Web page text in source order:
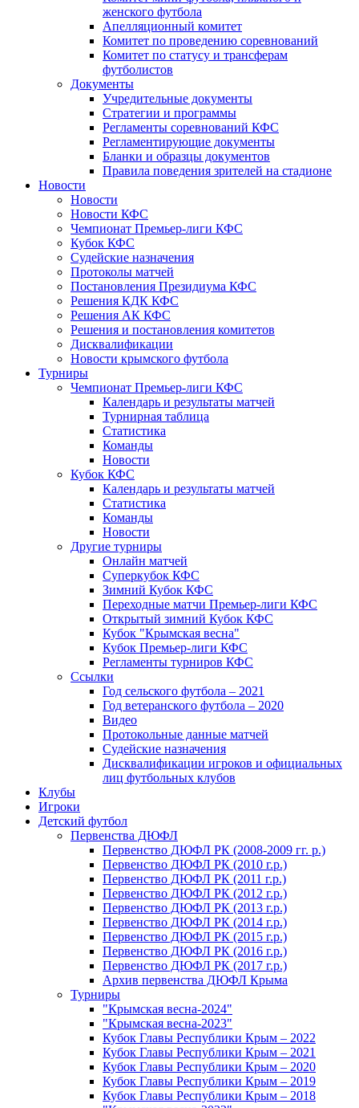
женского футбола
Апелляционный комитет
Комитет по проведению соревнований
Комитет по статусу и трансферам
футболистов
Документы
Учредительные документы
Стратегии и программы
Регламенты соревнований КФС
Регламентирующие документы
Бланки и образцы документов
Правила поведения зрителей на стадионе
Новости
Новости
Новости КФС
Чемпионат Премьер-лиги КФС
Кубок КФС
Судейские назначения
Протоколы матчей
Постановления Президиума КФС
Решения КДК КФС
Решения АК КФС
Решения и постановления комитетов
Дисквалификации
Новости крымского футбола
Турниры
Чемпионат Премьер-лиги КФС
Календарь и результаты матчей
Турнирная таблица
Статистика
Команды
Новости
Кубок КФС
Календарь и результаты матчей
Статистика
Команды
Новости
Другие турниры
Онлайн матчей
Суперкубок КФС
Зимний Кубок КФС
Переходные матчи Премьер-лиги КФС
Открытый зимний Кубок КФС
Кубок "Крымская весна"
Кубок Премьер-лиги КФС
Регламенты турниров КФС
Ссылки
Год сельского футбола – 2021
Год ветеранского футбола – 2020
Видео
Протокольные данные матчей
Судейские назначения
Дисквалификации игроков и официальных
лиц футбольных клубов
Клубы
Игроки
Детский футбол
Первенства ДЮФЛ
Первенство ДЮФЛ РК (2008-2009 гг. р.)
Первенство ДЮФЛ РК (2010 г.р.)
Первенство ДЮФЛ РК (2011 г.р.)
Первенство ДЮФЛ РК (2012 г.р.)
Первенство ДЮФЛ РК (2013 г.р.)
Первенство ДЮФЛ РК (2014 г.р.)
Первенство ДЮФЛ РК (2015 г.р.)
Первенство ДЮФЛ РК (2016 г.р.)
Первенство ДЮФЛ РК (2017 г.р.)
Архив первенства ДЮФЛ Крыма
Турниры
"Крымская весна-2024"
"Крымская весна-2023"
Кубок Главы Республики Крым – 2022
Кубок Главы Республики Крым – 2021
Кубок Главы Республики Крым – 2020
Кубок Главы Республики Крым – 2019
Кубок Главы Республики Крым – 2018